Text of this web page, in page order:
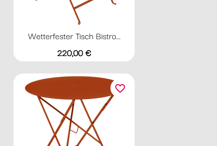
Wetterfester Tisch Bistro...
Preis
220,00 €
favorite_border